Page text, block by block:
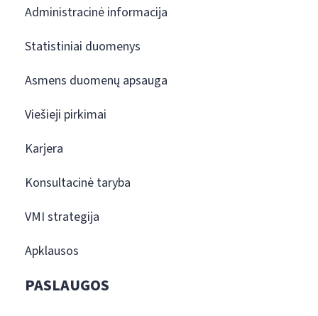
Administracinė informacija
Statistiniai duomenys
Asmens duomenų apsauga
Viešieji pirkimai
Karjera
Konsultacinė taryba
VMI strategija
Apklausos
PASLAUGOS